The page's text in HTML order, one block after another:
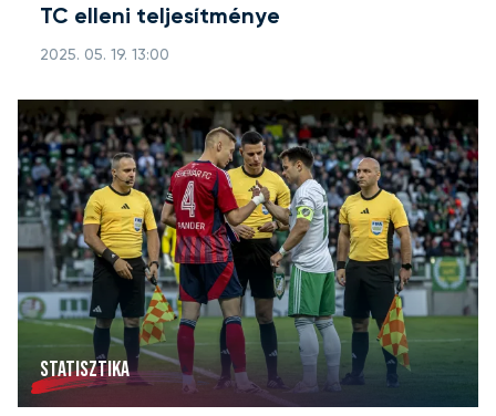
TC elleni teljesítménye
2025. 05. 19. 13:00
STATISZTIKA